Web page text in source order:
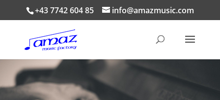
+43 7742 604 85 info@amazmusic.com